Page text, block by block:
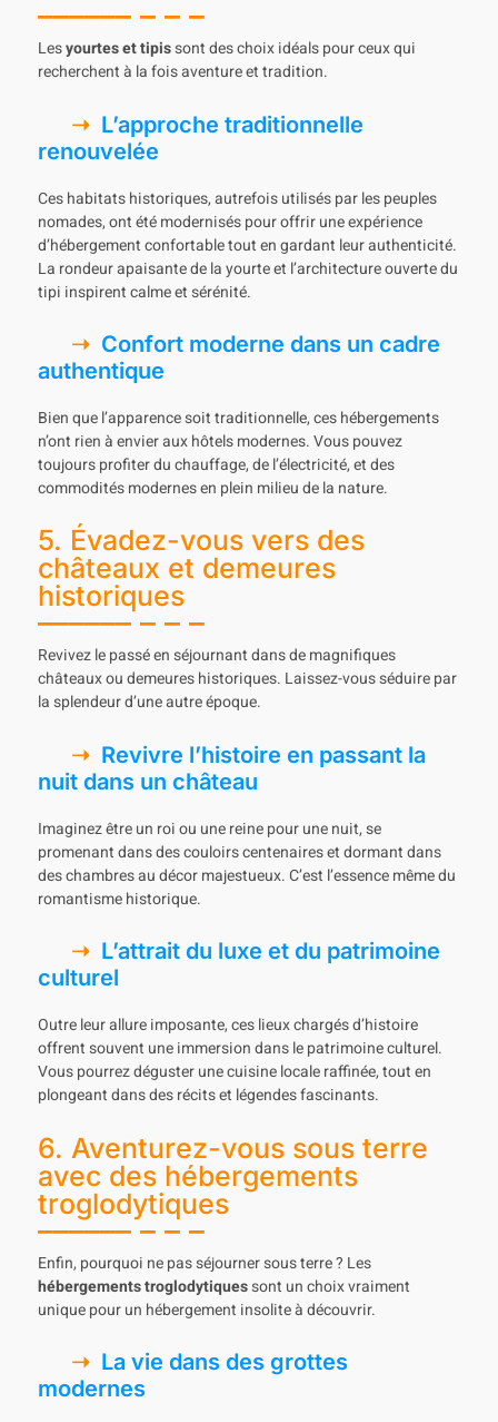
Lesyourtes et tipissont des choix idéals pour ceux qui
recherchent à la fois aventure et tradition.
L’approche traditionnelle
renouvelée
Ces habitats historiques, autrefois utilisés par les peuples
nomades, ont été modernisés pour offrir une expérience
d’hébergement confortable tout en gardant leur authenticité.
La rondeur apaisante de la yourte et l’architecture ouverte du
tipi inspirent calme et sérénité.
Confort moderne dans un cadre
authentique
Bien que l’apparence soit traditionnelle, ces hébergements
n’ont rien à envier aux hôtels modernes. Vous pouvez
toujours profiter du chauffage, de l’électricité, et des
commodités modernes en plein milieu de la nature.
5. Évadez-vous vers des
châteaux et demeures
historiques
Revivez le passé en séjournant dans de magnifiques
châteaux ou demeures historiques. Laissez-vous séduire par
la splendeur d’une autre époque.
Revivre l’histoire en passant la
nuit dans un château
Imaginez être un roi ou une reine pour une nuit, se
promenant dans des couloirs centenaires et dormant dans
des chambres au décor majestueux. C’est l’essence même du
romantisme historique.
L’attrait du luxe et du patrimoine
culturel
Outre leur allure imposante, ces lieux chargés d’histoire
offrent souvent une immersion dans le patrimoine culturel.
Vous pourrez déguster une cuisine locale raffinée, tout en
plongeant dans des récits et légendes fascinants.
6. Aventurez-vous sous terre
avec des hébergements
troglodytiques
Enfin, pourquoi ne pas séjourner sous terre ? Les
hébergements troglodytiquessont un choix vraiment
unique pour un hébergement insolite à découvrir.
La vie dans des grottes
modernes